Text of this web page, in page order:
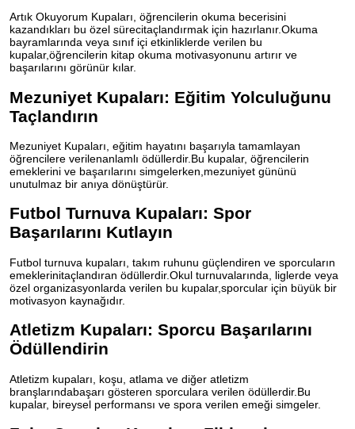
Artık Okuyorum Kupaları, öğrencilerin okuma becerisini
kazandıkları bu özel sürecitaçlandırmak için hazırlanır.Okuma
bayramlarında veya sınıf içi etkinliklerde verilen bu
kupalar,öğrencilerin kitap okuma motivasyonunu artırır ve
başarılarını görünür kılar.
Mezuniyet Kupaları: Eğitim Yolculuğunu
Taçlandırın
Mezuniyet Kupaları, eğitim hayatını başarıyla tamamlayan
öğrencilere verilenanlamlı ödüllerdir.Bu kupalar, öğrencilerin
emeklerini ve başarılarını simgelerken,mezuniyet gününü
unutulmaz bir anıya dönüştürür.
Futbol Turnuva Kupaları: Spor
Başarılarını Kutlayın
Futbol turnuva kupaları, takım ruhunu güçlendiren ve sporcuların
emeklerinitaçlandıran ödüllerdir.Okul turnuvalarında, liglerde veya
özel organizasyonlarda verilen bu kupalar,sporcular için büyük bir
motivasyon kaynağıdır.
Atletizm Kupaları: Sporcu Başarılarını
Ödüllendirin
Atletizm kupaları, koşu, atlama ve diğer atletizm
branşlarındabaşarı gösteren sporculara verilen ödüllerdir.Bu
kupalar, bireysel performansı ve spora verilen emeği simgeler.